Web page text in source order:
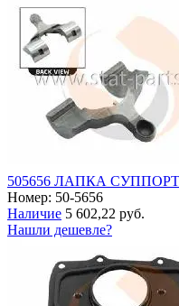
505656 ЛАПКА
Номер: 50-5656
Наличие 5 602,22 руб.
Нашли дешевле?